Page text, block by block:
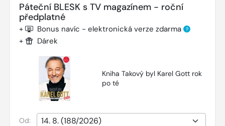
Páteční BLESK s TV magazínem - roční
předplatné
+ Bonus navíc - elektronická verze zdarma ?
+ Dárek
Kniha Takový byl Karel Gott rok
po té
Od: